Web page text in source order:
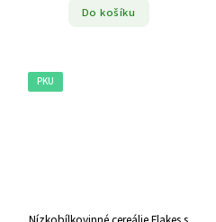
Do košíku
PKU